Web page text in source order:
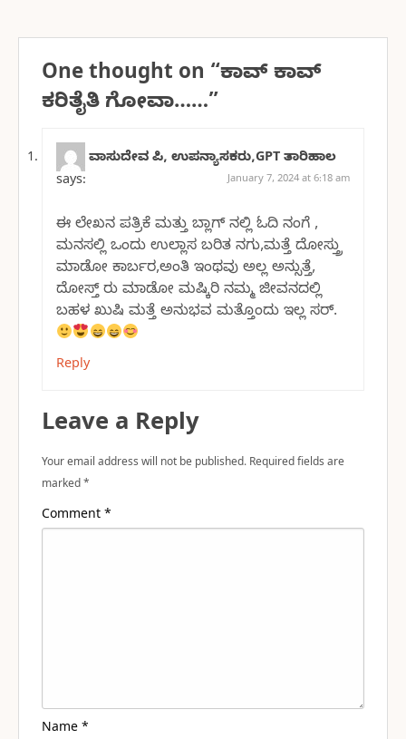
One thought on “ಕಾವ್ ಕಾವ್
ಕರಿತೈತಿ ಗೋವಾ……”
ವಾಸುದೇವ ಪಿ, ಉಪನ್ಯಾಸಕರು,GPT ತಾರಿಹಾಲ
says:
January 7, 2024 at 6:18 am
ಈ ಲೇಖನ ಪತ್ರಿಕೆ ಮತ್ತು ಬ್ಲಾಗ್ ನಲ್ಲಿ ಓದಿ ನಂಗೆ ,
ಮನಸಲ್ಲಿ ಒಂದು ಉಲ್ಲಾಸ ಬರಿತ ನಗು,ಮತ್ತೆ ದೋಸ್ತ್ರು
ಮಾಡೋ ಕಾರ್ಬರ,ಅಂತಿ ಇಂಥವು ಅಲ್ಲ ಅನ್ಸುತ್ತೆ,
ದೋಸ್ತ್ ರು ಮಾಡೋ ಮಷ್ಕಿರಿ ನಮ್ಮ ಜೀವನದಲ್ಲಿ
ಬಹಳ ಖುಷಿ ಮತ್ತೆ ಅನುಭವ ಮತ್ತೊಂದು ಇಲ್ಲ ಸರ್.
Reply
Leave a Reply
Your email address will not be published. Required fields are
marked*
Comment *
Name *